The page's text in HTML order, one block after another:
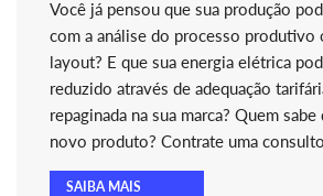
Você já pensou que sua produção
com a análise do processo produtivo
layout? E que sua energia elétrica
reduzido através de adequação
repaginada na sua marca? Quem
novo produto? Contrate uma
SAIBA MAIS